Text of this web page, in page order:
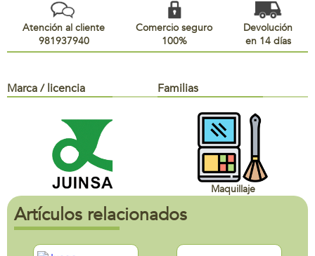
Atención al cliente
981937940
Comercio seguro
100%
Devolución
en 14 días
Marca / licencia Familias
Maquillaje
Artículos relacionados